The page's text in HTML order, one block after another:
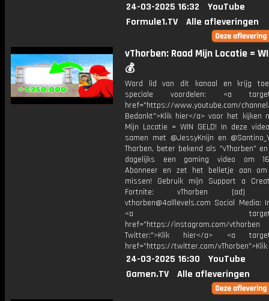
24-03-2025 16:32
YouTube
Formule1.TV
Alle afleveringen
vThorben: Raad Mijn Locatie =
💰
Word lid van dit kanaal en krijg
speciale voordelen: <a
href="https://www.youtube.com/channel/
Bedankt">Klik hier</a> voor het kijken
Mijn Locatie = WIN GELD! In deze
samen met @JessyKnijn en
Thorben, beter bekend als "vThorben"
dagelijks een gaming video om
Abonneer en zet het belletje aan
missen! Gebruik mijn Support a
Fortnite: vThorben (ad)
vthorben@4alllevels.com Social Media:
<a
href="https://instagram.com/vthorben
Twitter:">Klik hier</a> <a
href="https://twitter.com/
24-03-2025 16:30
YouTube
Gamen.TV
Alle afleveringen